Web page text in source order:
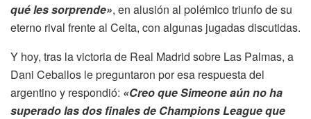
qué les sorprende», en alusión al polémico triunfo de su
eterno rival frente al Celta, con algunas jugadas discutidas.
Y hoy, tras la victoria de Real Madrid sobre Las Palmas, a
Dani Ceballos le preguntaron por esa respuesta del
argentino y respondió: «Creo que Simeone aún no ha
superado las dos finales de Champions League que